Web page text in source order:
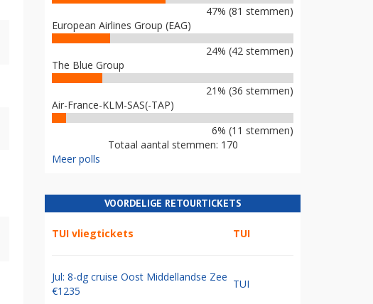
47% (81 stemmen)
European Airlines Group (EAG)
24% (42 stemmen)
The Blue Group
21% (36 stemmen)
Air-France-KLM-SAS(-TAP)
6% (11 stemmen)
Totaal aantal stemmen: 170
Meer polls
VOORDELIGE RETOURTICKETS
TUI vliegtickets TUI
Jul: 8-dg cruise Oost Middellandse Zee
€1235
TUI